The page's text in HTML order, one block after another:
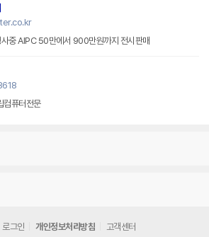
창립41주년 30~50% 할인행사중 AIPC 50만에서 900만원까지 전시판매
컴퓨터전문
로그인 개인정보처리방침 고객센터